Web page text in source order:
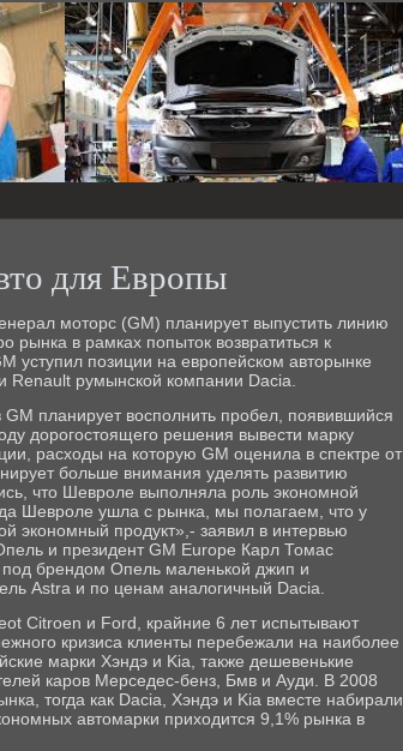
для Европы
моторс (GM) планирует выпустить линию
в рамках попыток возвратиться к
уступил позиции на европейском авторынке
румынской компании Dacia.
планирует восполнить пробел, появившийся
дорогостоящего решения вывести марку
расходы на которую GM оценила в спектре от
больше внимания уделять развитию
что Шевроле выполняла роль экономной
Шевроле ушла с рынка, мы полагаем, что у
экономный продукт»,- заявил в интервью
и президент GM Europe Карл Томас
брендом Опель маленькой джип и
Astra и по ценам аналогичный Dacia.
Citroen и Ford, крайние 6 лет испытывают
кризиса клиенты перебежали на наиболее
марки Хэндэ и Kia, также дешевенькие
каров Мерседес-бенз, Бмв и Ауди. В 2008
тогда как Dacia, Хэндэ и Kia вместе набирали
автомарки приходится 9,1% рынка в